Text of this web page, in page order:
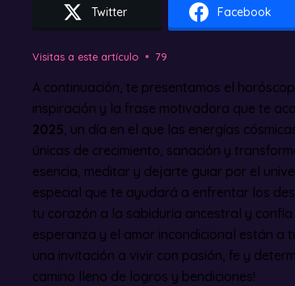
Twitter Facebook
Visitas a este artículo 79
A continuación, te presentamos el
inspiración y la frase motivadora que te
2025, un día en el que las energías
únicas de crecimiento, sanación y
esencia, meditar y dejarte guiar por el
especial que te ayudará a enfrentar los
tu corazón a la sabiduría ancestral y
esperanza y el amor incondicional están a
una invitación a vivir con pasión, fe y
camino lleno de logros y bendiciones!